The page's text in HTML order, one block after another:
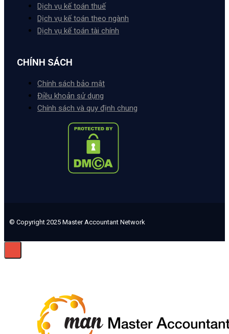
Dịch vụ kế toán thuế
Dịch vụ kế toán theo ngành
Dịch vụ kế toán tài chính
CHÍNH SÁCH
Chính sách bảo mật
Điều khoản sử dụng
Chính sách và quy định chung
© Copyright 2025 Master Accountant Network